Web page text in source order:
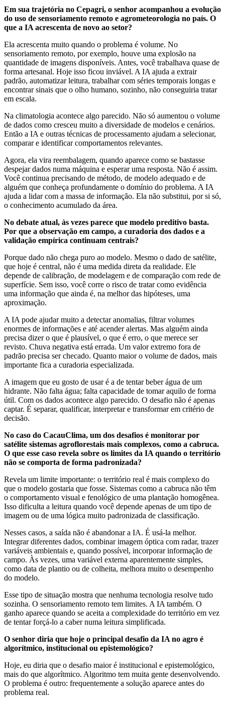
Em sua trajetória no Cepagri, o senhor acompanhou a evolução
do uso de sensoriamento remoto e agrometeorologia no país. O
que a IA acrescenta de novo ao setor?
Ela acrescenta muito quando o problema é volume. No
sensoriamento remoto, por exemplo, houve uma explosão na
quantidade de imagens disponíveis. Antes, você trabalhava quase de
forma artesanal. Hoje isso ficou inviável. A IA ajuda a extrair
padrão, automatizar leitura, trabalhar com séries temporais longas e
encontrar sinais que o olho humano, sozinho, não conseguiria tratar
em escala.
Na climatologia acontece algo parecido. Não só aumentou o volume
de dados como cresceu muito a diversidade de modelos e cenários.
Então a IA e outras técnicas de processamento ajudam a selecionar,
comparar e identificar comportamentos relevantes.
Agora, ela vira reembalagem, quando aparece como se bastasse
despejar dados numa máquina e esperar uma resposta. Não é assim.
Você continua precisando de método, de modelo adequado e de
alguém que conheça profundamente o domínio do problema. A IA
ajuda a lidar com a massa de informação. Ela não substitui, por si só,
o conhecimento acumulado da área.
No debate atual, às vezes parece que modelo preditivo basta.
Por que a observação em campo, a curadoria dos dados e a
validação empírica continuam centrais?
Porque dado não chega puro ao modelo. Mesmo o dado de satélite,
que hoje é central, não é uma medida direta da realidade. Ele
depende de calibração, de modelagem e de comparação com rede de
superfície. Sem isso, você corre o risco de tratar como evidência
uma informação que ainda é, na melhor das hipóteses, uma
aproximação.
A IA pode ajudar muito a detectar anomalias, filtrar volumes
enormes de informações e até acender alertas. Mas alguém ainda
precisa dizer o que é plausível, o que é erro, o que merece ser
revisto. Chuva negativa está errada. Um valor extremo fora de
padrão precisa ser checado. Quanto maior o volume de dados, mais
importante fica a curadoria especializada.
A imagem que eu gosto de usar é a de tentar beber água de um
hidrante. Não falta água; falta capacidade de tomar aquilo de forma
útil. Com os dados acontece algo parecido. O desafio não é apenas
captar. É separar, qualificar, interpretar e transformar em critério de
decisão.
No caso do CacauClima, um dos desafios é monitorar por
satélite sistemas agroflorestais mais complexos, como a cabruca.
O que esse caso revela sobre os limites da IA quando o território
não se comporta de forma padronizada?
Revela um limite importante: o território real é mais complexo do
que o modelo gostaria que fosse. Sistemas como a cabruca não têm
o comportamento visual e fenológico de uma plantação homogênea.
Isso dificulta a leitura quando você depende apenas de um tipo de
imagem ou de uma lógica muito padronizada de classificação.
Nesses casos, a saída não é abandonar a IA. É usá-la melhor.
Integrar diferentes dados, combinar imagem óptica com radar, trazer
variáveis ambientais e, quando possível, incorporar informação de
campo. Às vezes, uma variável externa aparentemente simples,
como data de plantio ou de colheita, melhora muito o desempenho
do modelo.
Esse tipo de situação mostra que nenhuma tecnologia resolve tudo
sozinha. O sensoriamento remoto tem limites. A IA também. O
ganho aparece quando se aceita a complexidade do território em vez
de tentar forçá-lo a caber numa leitura simplificada.
O senhor diria que hoje o principal desafio da IA no agro é
algorítmico, institucional ou epistemológico?
Hoje, eu diria que o desafio maior é institucional e epistemológico,
mais do que algorítmico. Algoritmo tem muita gente desenvolvendo.
O problema é outro: frequentemente a solução aparece antes do
problema real.